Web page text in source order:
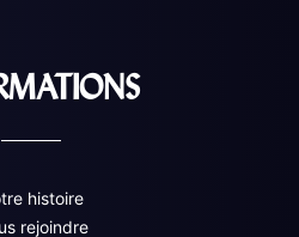
histoire
rejoindre